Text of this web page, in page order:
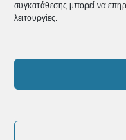
συγκατάθεσης μπορεί να
λειτουργίες.
Δευ-Τετ-Σαβ 09:00-